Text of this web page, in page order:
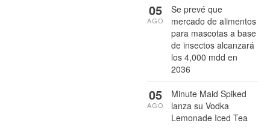
Se prevé que
mercado de alimentos
para mascotas a base
de insectos alcanzará
los 4,000 mdd en
2036
05
AGO
Minute Maid Spiked
lanza su Vodka
Lemonade Iced Tea
05
AGO